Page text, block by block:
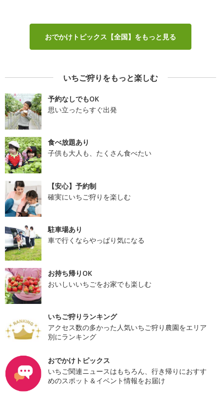
おでかけトピックス【全国】をもっと見る
いちご狩りをもっと楽しむ
予約なしでもOK
思い立ったらすぐ出発
食べ放題あり
子供も大人も、たくさん食べたい
【安心】予約制
確実にいちご狩りを楽しむ
駐車場あり
車で行くならやっぱり気になる
お持ち帰りOK
おいしいいちごをお家でも楽しむ
いちご狩りランキング
アクセス数の多かった人気いちご狩り農園をエリア
別にランキング
おでかけトピックス
いちご関連ニュースはもちろん、行き帰りにおすす
めのスポット＆イベント情報をお届け